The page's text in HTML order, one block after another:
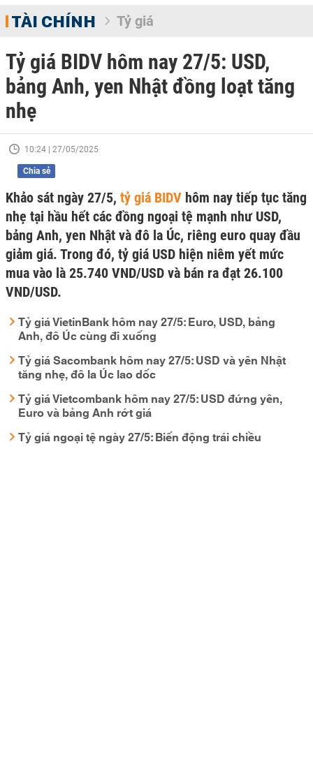
TÀI CHÍNH Tỷ giá
Tỷ giá BIDV hôm nay 27/5: USD,
bảng Anh, yen Nhật đồng loạt tăng
nhẹ
10:24 | 27/05/2025
Chia sẻ
Khảo sát ngày 27/5, tỷ giá BIDV hôm nay tiếp tục tăng
nhẹ tại hầu hết các đồng ngoại tệ mạnh như USD,
bảng Anh, yen Nhật và đô la Úc, riêng euro quay đầu
giảm giá. Trong đó, tỷ giá USD hiện niêm yết mức
mua vào là 25.740 VND/USD và bán ra đạt 26.100
VND/USD.
Tỷ giá VietinBank hôm nay 27/5: Euro, USD, bảng
Anh, đô Úc cùng đi xuống
Tỷ giá Sacombank hôm nay 27/5: USD và yên Nhật
tăng nhẹ, đô la Úc lao dốc
Tỷ giá Vietcombank hôm nay 27/5: USD đứng yên,
Euro và bảng Anh rớt giá
Tỷ giá ngoại tệ ngày 27/5: Biến động trái chiều